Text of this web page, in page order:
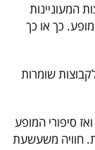
המעוניינות
כך או כך
שומרות
סיפורי המופע
חוויה משעשעת